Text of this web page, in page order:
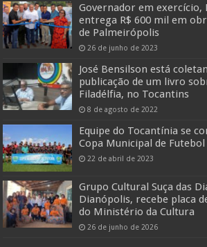
Governador em exercício,
entrega R$ 600 mil em
de Palmeirópolis
26 de junho de 2023
José Bensilson está
publicação de um livro
Filadélfia, no Tocantins
8 de agosto de 2022
Equipe do Tocantínia se
Copa Municipal de Futebol
22 de abril de 2023
Grupo Cultural Suça das
Dianópolis, recebe placa
do Ministério da Cultura
26 de junho de 2026